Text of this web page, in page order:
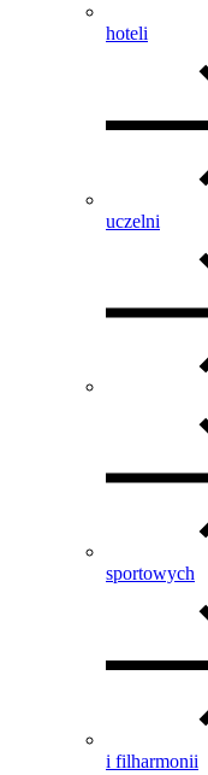
hoteli
uczelni
sportowych
i filharmonii